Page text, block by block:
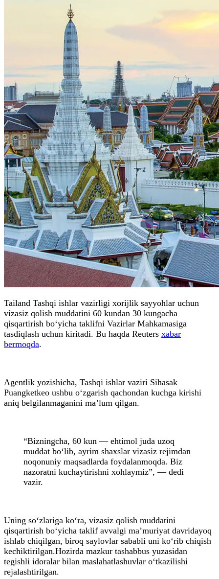
Tailand Tashqi ishlar vazirligi xorijlik sayyohlar uchun
vizasiz qolish muddatini 60 kundan 30 kungacha
qisqartirish bo‘yicha taklifni Vazirlar Mahkamasiga
tasdiqlash uchun kiritadi. Bu haqda Reuters xabar
bermoqda.
Agentlik yozishicha, Tashqi ishlar vaziri Sihasak
Puangketkeo ushbu o‘zgarish qachondan kuchga kirishi
aniq belgilanmaganini ma’lum qilgan.
“Bizningcha, 60 kun — ehtimol juda uzoq
muddat bo‘lib, ayrim shaxslar vizasiz rejimdan
noqonuniy maqsadlarda foydalanmoqda. Biz
nazoratni kuchaytirishni xohlaymiz”, — dedi
vazir.
Uning so‘zlariga ko‘ra, vizasiz qolish muddatini
qisqartirish bo‘yicha taklif avvalgi ma’muriyat davridayoq
ishlab chiqilgan, biroq saylovlar sababli uni ko‘rib chiqish
kechiktirilgan.Hozirda mazkur tashabbus yuzasidan
tegishli idoralar bilan maslahatlashuvlar o‘tkazilishi
rejalashtirilgan.